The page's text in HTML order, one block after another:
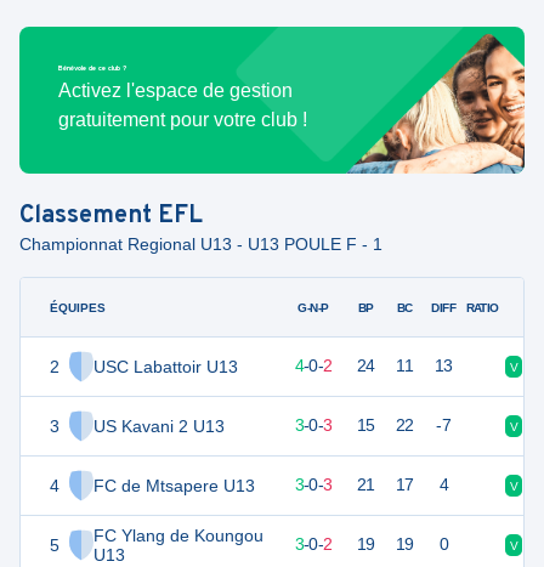
Bénévole de ce club ?
Activez l'espace de gestion
gratuitement pour votre club !
Classement EFL
Championnat Regional U13 - U13 POULE F - 1
ÉQUIPES
2 USC Labattoir U13
3 US Kavani 2 U13
4 FC de Mtsapere U13
5
FC Ylang de Koungou
U13
G-N-P BP BC DIFF RATIO
12 4-0-2 24 11 13 V
9 3-0-3 15 22 -7 V
9 3-0-3 21 17 4 V
8 6 3-0-2 19 19 0 V